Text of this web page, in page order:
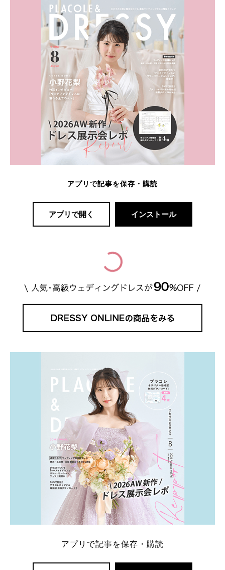
アプリで記事を保存・購読
アプリで開く インストール
アプリで記事を保存・購読